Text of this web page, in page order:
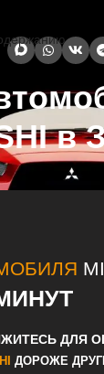
в
ДЛЯ
ДОРОЖЕ